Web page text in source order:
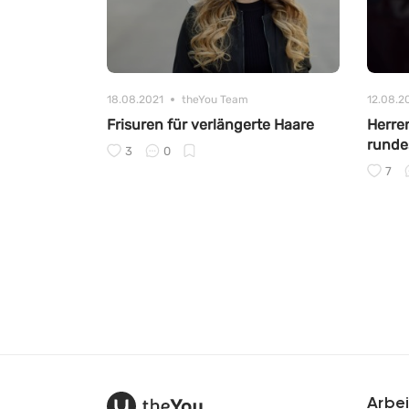
18.08.2021 theYou Team
Frisuren für verlängerte Haare
3 0
7